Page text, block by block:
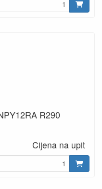
R290
Cijena na upit